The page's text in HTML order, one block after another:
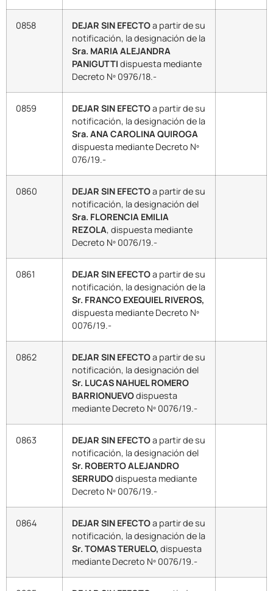
0858 DEJAR SIN EFECTOa partir de su
notificación, la designación de la
Sra. MARIA ALEJANDRA
PANIGUTTI dispuesta mediante
Decreto Nº 0976/18.-
0859 DEJAR SIN EFECTOa partir de su
notificación, la designación de la
Sra. ANA CAROLINA QUIROGA
dispuesta mediante Decreto Nº
076/19.-
0860 DEJAR SIN EFECTOa partir de su
notificación, la designación del
Sra. FLORENCIA EMILIA
REZOLA, dispuesta mediante
Decreto Nº 0076/19.-
0861 DEJAR SIN EFECTOa partir de su
notificación, la designación de la
Sr. FRANCO EXEQUIEL RIVEROS,
dispuesta mediante Decreto Nº
0076/19.-
0862 DEJAR SIN EFECTOa partir de su
notificación, la designación del
Sr. LUCAS NAHUEL ROMERO
BARRIONUEVOdispuesta
mediante Decreto Nº 0076/19.-
0863 DEJAR SIN EFECTOa partir de su
notificación, la designación del
Sr. ROBERTO ALEJANDRO
SERRUDOdispuesta mediante
Decreto Nº 0076/19.-
0864 DEJAR SIN EFECTOa partir de su
notificación, la designación de la
Sr. TOMAS TERUELO, dispuesta
mediante Decreto Nº 0076/19.-